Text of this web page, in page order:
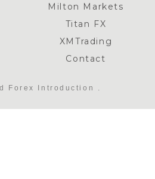
Milton Markets
Titan FX
XMTrading
Contact
Forex Introduction .